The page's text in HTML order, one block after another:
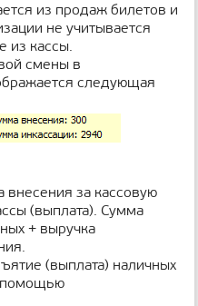
из продаж билетов и
не учитывается
из кассы.
смены в
следующая
за кассовую
(выплата). Сумма
+ выручка
(выплата) наличных
помощью